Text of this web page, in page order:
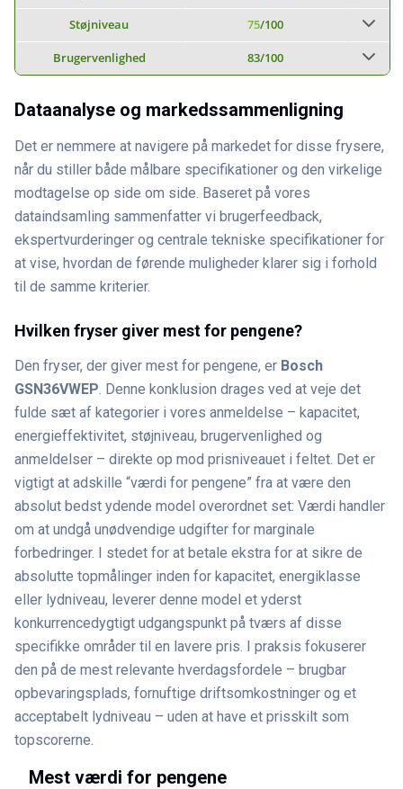
Støjniveau 75/100
Brugervenlighed 83/100
Dataanalyse og markedssammenligning
Det er nemmere at navigere på markedet for disse frysere,
når du stiller både målbare specifikationer og den virkelige
modtagelse op side om side. Baseret på vores
dataindsamling sammenfatter vi brugerfeedback,
ekspertvurderinger og centrale tekniske specifikationer for
at vise, hvordan de førende muligheder klarer sig i forhold
til de samme kriterier.
Hvilken fryser giver mest for pengene?
Den fryser, der giver mest for pengene, er Bosch
GSN36VWEP . Denne konklusion drages ved at veje det
fulde sæt af kategorier i vores anmeldelse – kapacitet,
energieffektivitet, støjniveau, brugervenlighed og
anmeldelser – direkte op mod prisniveauet i feltet. Det er
vigtigt at adskille “værdi for pengene” fra at være den
absolut bedst ydende model overordnet set: Værdi handler
om at undgå unødvendige udgifter for marginale
forbedringer. I stedet for at betale ekstra for at sikre de
absolutte topmålinger inden for kapacitet, energiklasse
eller lydniveau, leverer denne model et yderst
konkurrencedygtigt udgangspunkt på tværs af disse
specifikke områder til en lavere pris. I praksis fokuserer
den på de mest relevante hverdagsfordele – brugbar
opbevaringsplads, fornuftige driftsomkostninger og et
acceptabelt lydniveau – uden at have et prisskilt som
topscorerne.
Mest værdi for pengene